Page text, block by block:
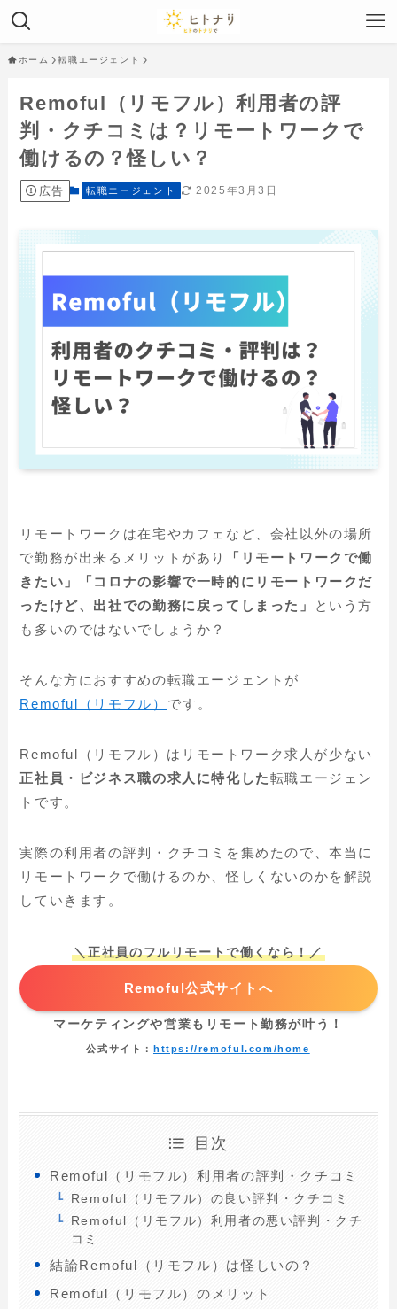
ホーム 転職エージェント
Remoful（リモフル）利用者の評
判・クチコミは？リモートワークで
働けるの？怪しい？
広告 転職エージェント 2025年3月3日
リモートワークは在宅やカフェなど、会社以外の場所
で勤務が出来るメリットがあり
「リモートワークで働
きたい」「コロナの影響で一時的にリモートワークだ
ったけど、出社での勤務に戻ってしまった」
という方
も多いのではないでしょうか？
そんな方におすすめの転職エージェントが
Remoful（リモフル） です。
Remoful（リモフル）はリモートワーク求人が少ない
正社員・ビジネス職の求人に特化した転職エージェン
トです。
実際の利用者の評判・クチコミを集めたので、本当に
リモートワークで働けるのか、怪しくないのかを解説
していきます。
＼正社員のフルリモートで働くなら！／
Remoful公式サイトへ
マーケティングや営業もリモート勤務が叶う！
公式サイト： https://remoful.com/home
目次
Remoful（リモフル）利用者の評判・クチコミ
Remoful（リモフル）の良い評判・クチコミ
Remoful（リモフル）利用者の悪い評判・クチ
コミ
結論Remoful（リモフル）は怪しいの？
Remoful（リモフル）のメリット